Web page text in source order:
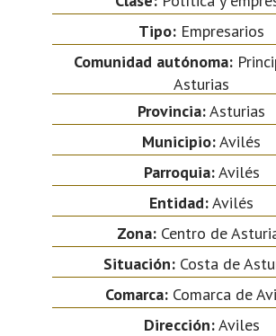
Tipo: Empresarios
Comunidad autónoma:
Asturias
Provincia:Asturias
Municipio:Avilés
Parroquia:Avilés
Entidad:Avilés
Zona:Centro de
Situación: Costa de
Comarca: Comarca de
Dirección:Aviles